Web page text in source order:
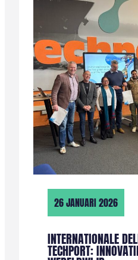
26 JANUARI 2026
INTERNATIONALE
TECHPORT: